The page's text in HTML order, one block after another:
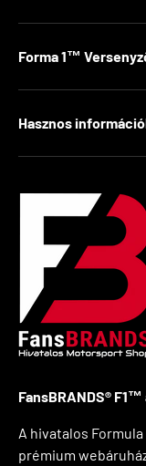
Forma 1™
Hasznos
FansBRANDS® F1™
A hivatalos
prémium